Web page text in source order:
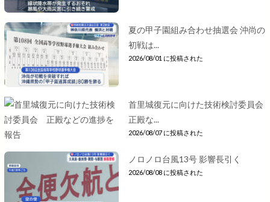
夏の甲子園組み合わせ抽選会 沖尚の
初戦は...
2026/08/01 に投稿された
首里城復元に向けた技術検討委員会
正殿な...
2026/08/07 に投稿された
ノロノロ台風13号 影響長引く
2026/08/08 に投稿された